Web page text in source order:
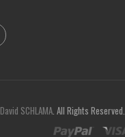
David SCHLAMA. All Rights Reserved.